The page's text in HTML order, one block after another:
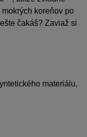
koreňov po
čakáš? Zaviaž si
materiálu,